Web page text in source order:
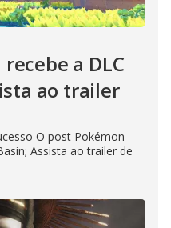
a DLC
ao trailer
O post Pokémon
Assista ao trailer de